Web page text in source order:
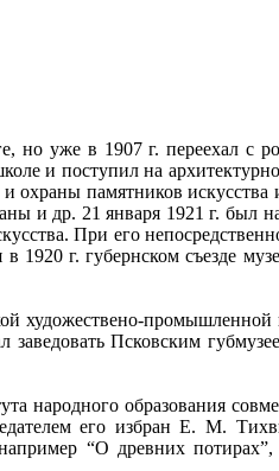
уже в 1907 г. переехал с
и поступил на
охраны памятников
и др. 21 января 1921 г. был
При его
1920 г. губернском съезде
заведовать Псковским
народного образования
его избран Е. М.
“О древних